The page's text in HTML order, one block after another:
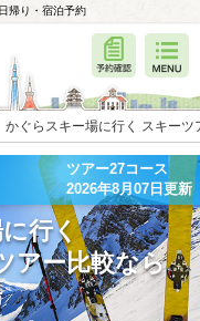
帰り・宿泊予約
かぐらスキー場に行く スキー
ツアー27コース
2026年8月07日更新
行く
アー比較なら